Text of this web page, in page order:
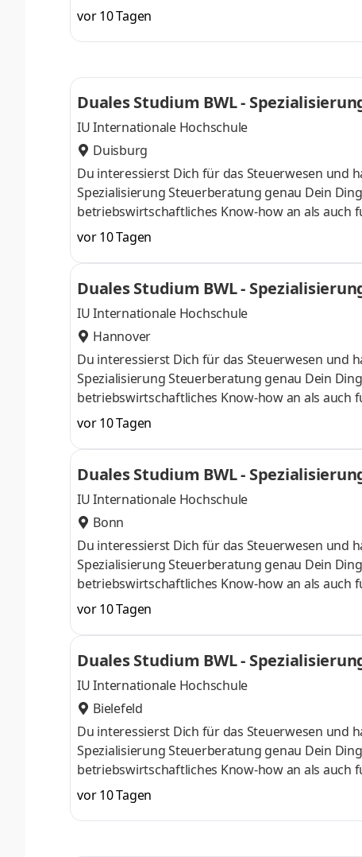
Oktober starten – direkt am Campus vor Ort
Unternehmen in Deiner Nähe. Aufgaben Du
startenDu absolvierst ein staatlich
Study Guides und Lehrenden sind stets für Dich
vor 10 Tagen
Duales Studium BWL -
IU Internationale Hochschule
Duisburg
Du interessierst Dich für das Steuerwesen und
Spezialisierung Steuerberatung genau Dein
betriebswirtschaftliches Know-how an als auch
Oktober starten – direkt am Campus vor Ort
Unternehmen in Deiner Nähe. Aufgaben Du
startenDu absolvierst ein staatlich
Study Guides und Lehrenden sind stets für Dich
vor 10 Tagen
Duales Studium BWL -
IU Internationale Hochschule
Hannover
Du interessierst Dich für das Steuerwesen und
Spezialisierung Steuerberatung genau Dein
betriebswirtschaftliches Know-how an als auch
Oktober starten – direkt am Campus vor Ort
Unternehmen in Deiner Nähe. Aufgaben Du
startenDu absolvierst ein staatlich
Study Guides und Lehrenden sind stets für Dich
vor 10 Tagen
Duales Studium BWL -
IU Internationale Hochschule
Bonn
Du interessierst Dich für das Steuerwesen und
Spezialisierung Steuerberatung genau Dein
betriebswirtschaftliches Know-how an als auch
Oktober starten – direkt am Campus vor Ort
Unternehmen in Deiner Nähe. Aufgaben Du
startenDu absolvierst ein staatlich
Study Guides und Lehrenden sind stets für Dich
vor 10 Tagen
Duales Studium BWL -
IU Internationale Hochschule
Bielefeld
Du interessierst Dich für das Steuerwesen und
Spezialisierung Steuerberatung genau Dein
betriebswirtschaftliches Know-how an als auch
Oktober starten – direkt am Campus vor Ort
Unternehmen in Deiner Nähe. Aufgaben Du
startenDu absolvierst ein staatlich
Study Guides und Lehrenden sind stets für Dich
vor 10 Tagen